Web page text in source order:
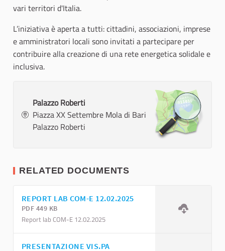
vari territori d'Italia.
L’iniziativa è aperta a tutti: cittadini, associazioni, imprese
e amministratori locali sono invitati a partecipare per
contribuire alla creazione di una rete energetica solidale e
inclusiva.
Palazzo Roberti
Piazza XX Settembre Mola di Bari
Palazzo Roberti
RELATED DOCUMENTS
REPORT LAB COM-E 12.02.2025
PDF 449 KB
Report lab COM-E 12.02.2025
PRESENTAZIONE VIS.PA